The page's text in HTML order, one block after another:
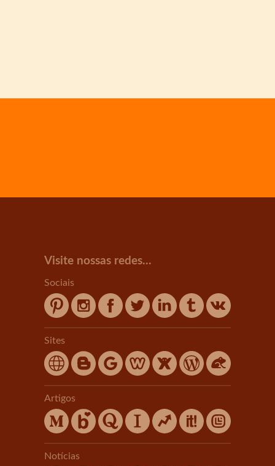
Visite nossas redes...
Sociais
Sites
Artigos
Notícias